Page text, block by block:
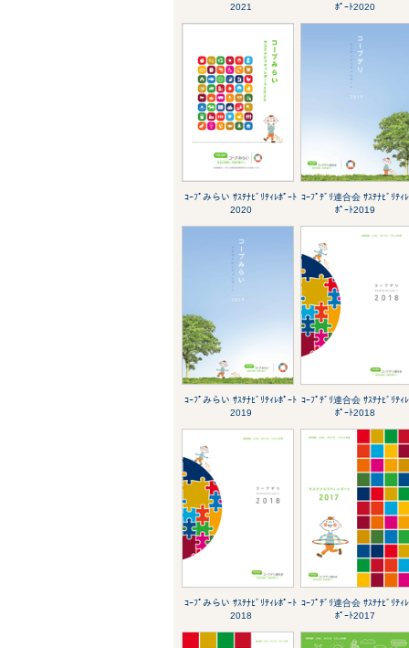
2021
ﾎﾟｰﾄ2020
ｺｰﾌﾟみらい ｻｽﾃﾅﾋﾞﾘﾃｨﾚﾎﾟｰﾄ
2020
ｺｰﾌﾟﾃﾞﾘ連合会 ｻｽﾃﾅﾋﾞﾘﾃｨﾚ
ﾎﾟｰﾄ2019
ｺｰﾌﾟみらい ｻｽﾃﾅﾋﾞﾘﾃｨﾚﾎﾟｰﾄ
2019
ｺｰﾌﾟﾃﾞﾘ連合会 ｻｽﾃﾅﾋﾞﾘﾃｨﾚ
ﾎﾟｰﾄ2018
ｺｰﾌﾟみらい ｻｽﾃﾅﾋﾞﾘﾃｨﾚﾎﾟｰﾄ
2018
ｺｰﾌﾟﾃﾞﾘ連合会 ｻｽﾃﾅﾋﾞﾘﾃｨﾚ
ﾎﾟｰﾄ2017